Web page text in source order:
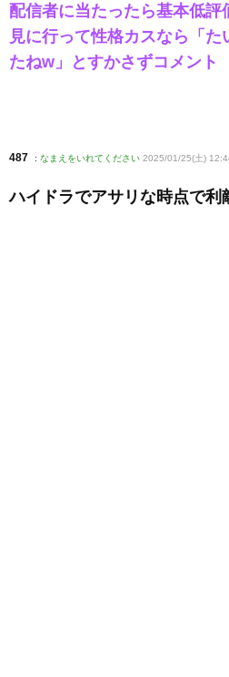
配信者に当たったら基本低評
見に行って性格カスなら「た
たねw」とすかさずコメント
487 : なまえをいれてください 2025/01/25(土)
ハイドラでアサリな時点で利